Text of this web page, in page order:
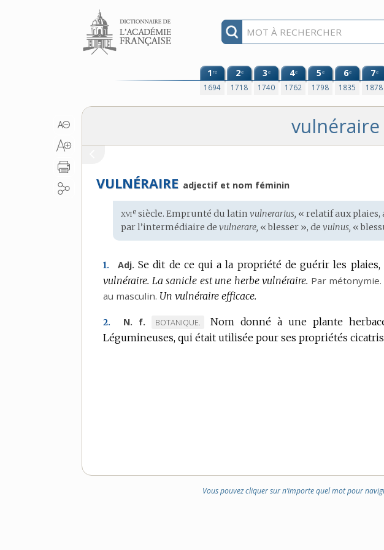
Aller au contenu
1re
1694
2e
1718
3e
1740
4e
1762
5e
1798
6e
1835
7e
1878
vulnéraire
VULNÉRAIRE adjectif et nom féminin
Étymologie
:
xvie siècle. Emprunté dulatin vulnerarius, « relatif aux plaies,
par l’intermédiaire devulnerare, « blesser », devulnus, «
1. Adj. Se dit de ce qui a la propriété de guérir les
vulnéraire. La sanicle est une herbe vulnéraire. Par métonymie.
au masculin. Un vulnéraire efficace.
2. N. f.
MARQUE
DE
BOTANIQUE.
Nom donné à une plante
Légumineuses, qui était utilisée pour ses propriétés
Vous pouvez cliquer sur n’importe quel mot pour